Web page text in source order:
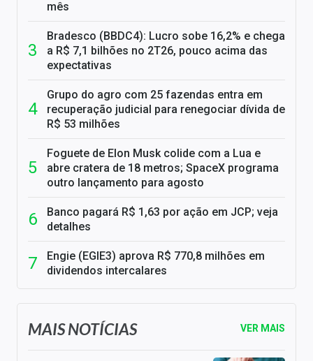
mês
Bradesco (BBDC4): Lucro sobe 16,2% e chega
a R$ 7,1 bilhões no 2T26, pouco acima das
expectativas
Grupo do agro com 25 fazendas entra em
recuperação judicial para renegociar dívida de
R$ 53 milhões
Foguete de Elon Musk colide com a Lua e
abre cratera de 18 metros; SpaceX programa
outro lançamento para agosto
Banco pagará R$ 1,63 por ação em JCP; veja
detalhes
Engie (EGIE3) aprova R$ 770,8 milhões em
dividendos intercalares
MAIS NOTÍCIAS VER MAIS